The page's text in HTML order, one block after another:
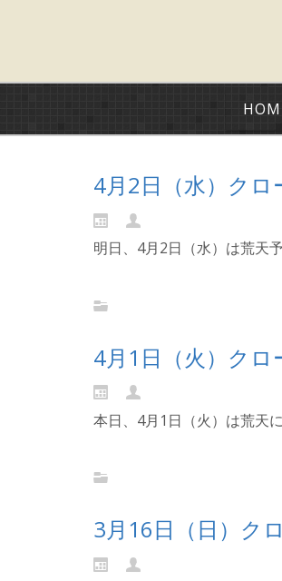
4月2日（水）ク
明日、4月2日（水）は荒天
4月1日（火）ク
本日、4月1日（火）は荒天
3月16日（日）ク